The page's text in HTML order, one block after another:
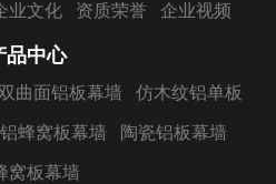
业文化 资质荣誉 企业视频
品中心
双曲面铝板幕墙 仿木纹铝单板
蜂窝板幕墙 陶瓷铝板幕墙
窝板幕墙